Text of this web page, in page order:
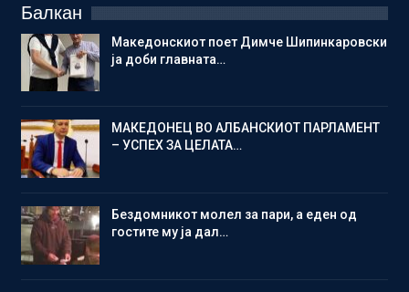
Балкан
Македонскиот поет Димче Шипинкаровски
ја доби главната…
МАКЕДОНЕЦ ВО АЛБАНСКИОТ ПАРЛАМЕНТ
– УСПЕХ ЗА ЦЕЛАТА…
Бездомникот молел за пари, а еден од
гостите му ја дал…